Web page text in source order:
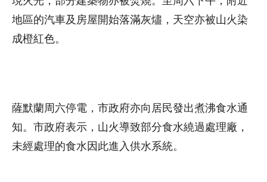
地區的汽車及房屋開始落滿灰燼，天空亦被山火染
成橙紅色。
薩默蘭周六停電，市政府亦向居民發出煮沸食水通
知。市政府表示，山火導致部分食水繞過處理廠，
未經處理的食水因此進入供水系統。